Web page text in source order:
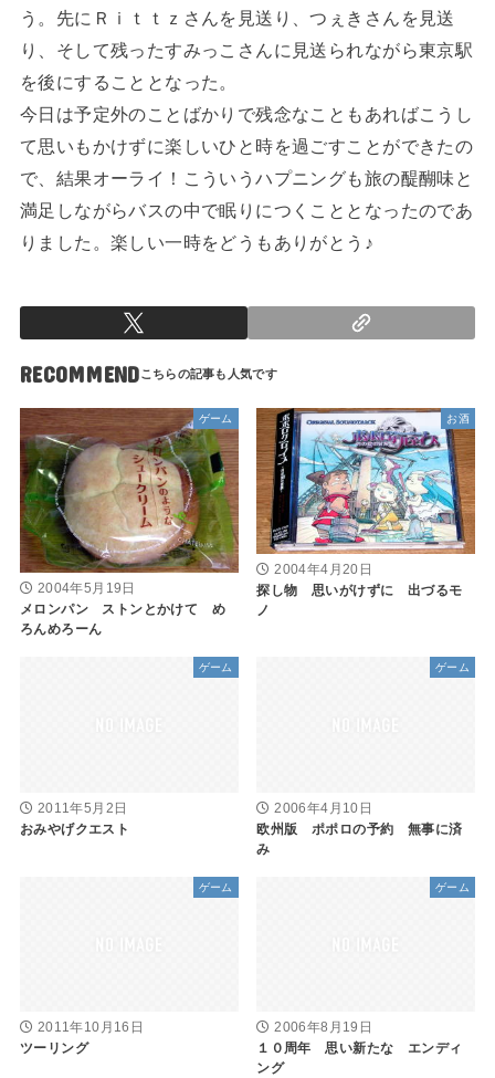
う。先にＲｉｔｔｚさんを見送り、つぇきさんを見送
り、そして残ったすみっこさんに見送られながら東京駅
を後にすることとなった。
今日は予定外のことばかりで残念なこともあればこうし
て思いもかけずに楽しいひと時を過ごすことができたの
で、結果オーライ！こういうハプニングも旅の醍醐味と
満足しながらバスの中で眠りにつくこととなったのであ
りました。楽しい一時をどうもありがとう♪
RECOMMEND
ゲーム
2004年5月19日
メロンパン ストンとかけて め
ろんめろーん
お酒
2004年4月20日
探し物 思いがけずに 出づるモ
ノ
ゲーム
2011年5月2日
おみやげクエスト
ゲーム
2006年4月10日
欧州版 ポポロの予約 無事に済
み
ゲーム
2011年10月16日
ツーリング
ゲーム
2006年8月19日
１０周年 思い新たな エンディ
ング